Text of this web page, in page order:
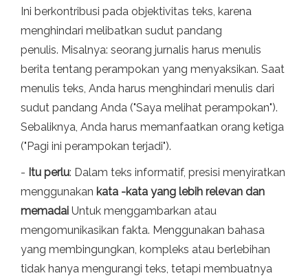
Ini berkontribusi pada objektivitas teks, karena
menghindari melibatkan sudut pandang
penulis. Misalnya: seorang jurnalis harus menulis
berita tentang perampokan yang menyaksikan. Saat
menulis teks, Anda harus menghindari menulis dari
sudut pandang Anda ("Saya melihat perampokan").
Sebaliknya, Anda harus memanfaatkan orang ketiga
("Pagi ini perampokan terjadi").
- Itu perlu: Dalam teks informatif, presisi menyiratkan
menggunakan kata -kata yang lebih relevan dan
memadai Untuk menggambarkan atau
mengomunikasikan fakta. Menggunakan bahasa
yang membingungkan, kompleks atau berlebihan
tidak hanya mengurangi teks, tetapi membuatnya